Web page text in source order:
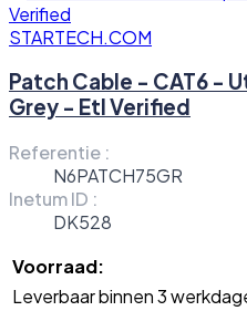
STARTECH.COM
Patch Cable - CAT6 -
Grey - Etl Verified
Referentie :
N6PATCH75GR
Inetum ID :
DK528
Voorraad:
Leverbaar binnen 3